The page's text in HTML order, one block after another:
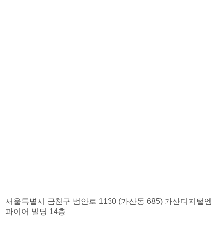
서울특별시 금천구 범안로 1130 (가산동 685) 가산디지털엠
파이어 빌딩 14층